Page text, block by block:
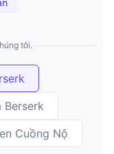
tôi.
Berserk
Cuồng Nộ